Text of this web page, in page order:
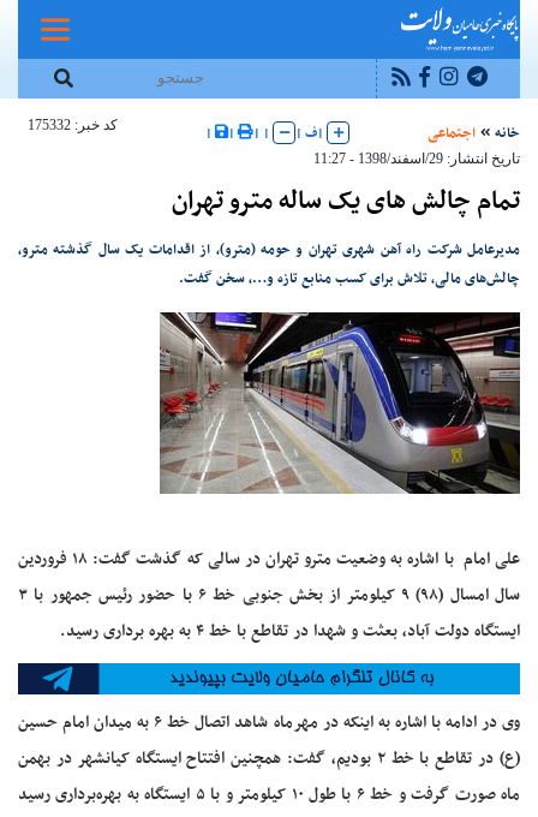
خانه اجتماعی |ف |
|
|
|
|
کد خبر: 175332
تاریخ انتشار: 29/اسفند/1398 - 11:27
تمام چالش های یک ساله مترو تهران
مدیرعامل شرکت راه آهن شهری تهران و حومه (مترو)، از اقدامات یک سال گذشته مترو،
چالش‌های مالی، تلاش برای کسب منابع تازه و…، سخن گفت.
علی امام با اشاره به وضعیت مترو تهران در سالی که گذشت گفت: ۱۸ فروردین
سال امسال (۹۸) ۹ کیلومتر از بخش جنوبی خط ۶ با حضور رئیس جمهور با ۳
ایستگاه دولت آباد، بعثت و شهدا در تقاطع با خط ۴ به بهره برداری رسید.
وی در ادامه با اشاره به اینکه در مهرماه شاهد اتصال خط ۶ به میدان امام حسین
(ع) در تقاطع با خط ۲ بودیم، گفت: همچنین افتتاح ایستگاه کیانشهر در بهمن
ماه صورت گرفت و خط ۶ با طول ۱۰ کیلومتر و با ۵ ایستگاه به بهره‌برداری رسید